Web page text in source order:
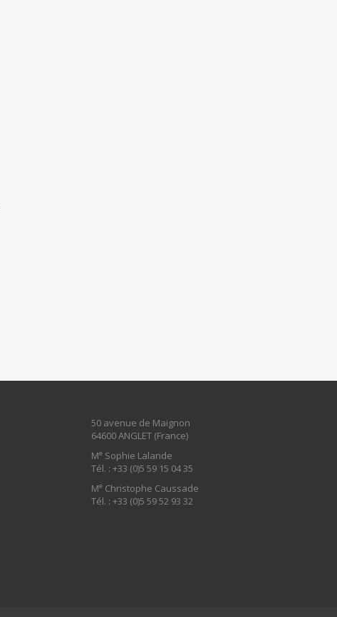
50 avenue de Maignon
64600 ANGLET (France)
MeSophie Lalande
Tél. : +33 (0)5 59 15 04 35
MeChristophe Caussade
Tél. : +33 (0)5 59 52 93 32